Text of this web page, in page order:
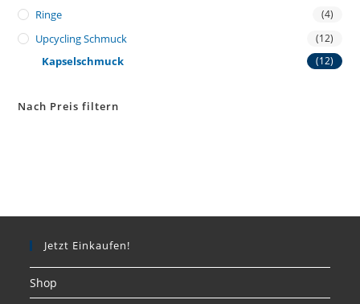
Ringe (4)
Upcycling Schmuck (12)
Kapselschmuck (12)
Nach Preis filtern
Jetzt Einkaufen!
Shop